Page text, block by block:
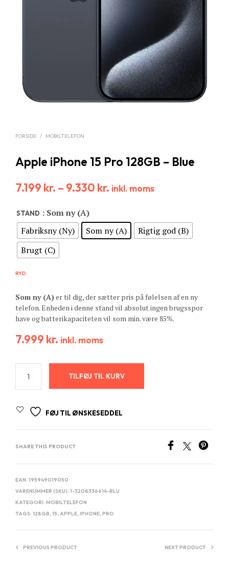
FORSIDE / MOBILTELEFON
Apple iPhone 15 Pro 128GB – Blue
7.199 kr. – 9.330 kr. inkl. moms
STAND : Som ny (A)
Fabriksny (Ny)
Som ny (A)
Rigtig god (B)
Brugt (C)
RYD
Som ny (A)er til dig, der sætter pris på følelsen af en ny
telefon. Enheden i denne stand vil absolut ingen brugsspor
have og batterikapaciteten vil som min. være 85%.
7.999 kr. inkl. moms
TILFØJ TIL KURV
FØJ TIL ØNSKESEDDEL
SHARE THIS PRODUCT
EAN: 195949019050
VARENUMMER (SKU): 1-3208336614-BLU
KATEGORI: MOBILTELEFON
TAGS: 128GB,15,APPLE,IPHONE,PRO
PREVIOUS PRODUCT NEXT PRODUCT